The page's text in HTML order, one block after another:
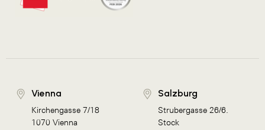
Vienna
Kirchengasse 7/18
1070 Vienna
Salzburg
Strubergasse 26/6.
Stock